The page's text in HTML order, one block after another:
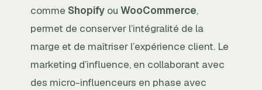
comme Shopify ou WooCommerce,
permet de conserver l’intégralité de la
marge et de maîtriser l’expérience client. Le
marketing d’influence, en collaborant avec
des micro-influenceurs en phase avec